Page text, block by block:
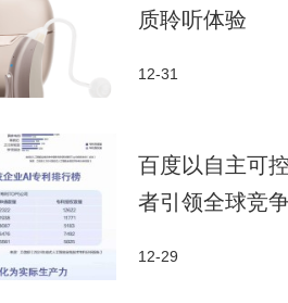
质聆听体验
12-31
百度以自主可
者引领全球竞
12-29